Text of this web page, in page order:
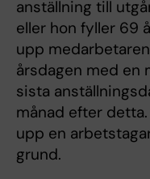
anställning till
eller hon fyller 69
upp
årsdagen med en
sista
månad efter
upp en
grund.